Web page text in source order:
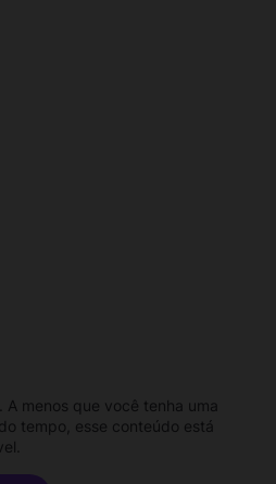
A menos que você tenha uma
tempo, esse conteúdo está